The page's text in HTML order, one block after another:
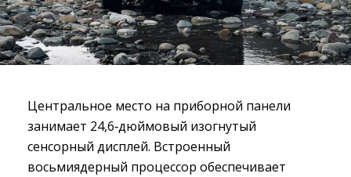
Центральное место на приборной панели
занимает 24,6‑дюймовый изогнутый
сенсорный дисплей. Встроенный
восьмиядерный процессор обеспечивает